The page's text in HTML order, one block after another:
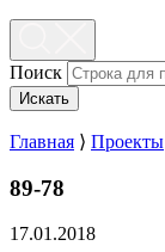
Поиск
Искать
Главная ⟩ Проекты
89-78
17.01.2018